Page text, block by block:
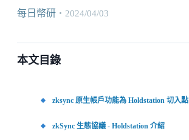
每日幣研 ・ 2024/04/03
本文目錄
zksync 原生帳戶功能為 Holdstation 切入點
zkSync 生態協議 - Holdstation 介紹